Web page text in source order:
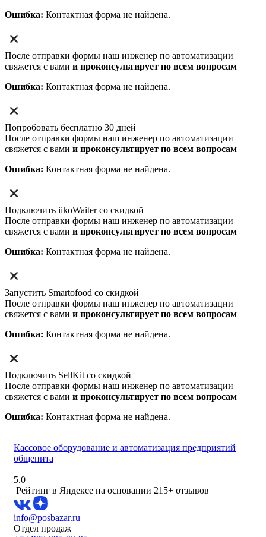
Ошибка: Контактная форма не найдена.
После отправки формы наш инженер по автоматизации
свяжется с вами и проконсультирует по всем вопросам
Ошибка: Контактная форма не найдена.
Попробовать бесплатно 30 дней
После отправки формы наш инженер по автоматизации
свяжется с вами и проконсультирует по всем вопросам
Ошибка: Контактная форма не найдена.
Подключить iikoWaiter со скидкой
После отправки формы наш инженер по автоматизации
свяжется с вами и проконсультирует по всем вопросам
Ошибка: Контактная форма не найдена.
Запустить Smartofood со скидкой
После отправки формы наш инженер по автоматизации
свяжется с вами и проконсультирует по всем вопросам
Ошибка: Контактная форма не найдена.
Подключить SellKit со скидкой
После отправки формы наш инженер по автоматизации
свяжется с вами и проконсультирует по всем вопросам
Ошибка: Контактная форма не найдена.
Кассовое оборудование и автоматизация предприятий
общепита
5.0
Рейтинг в Яндексе на основании 215+ отзывов
info@posbazar.ru
Отдел продаж